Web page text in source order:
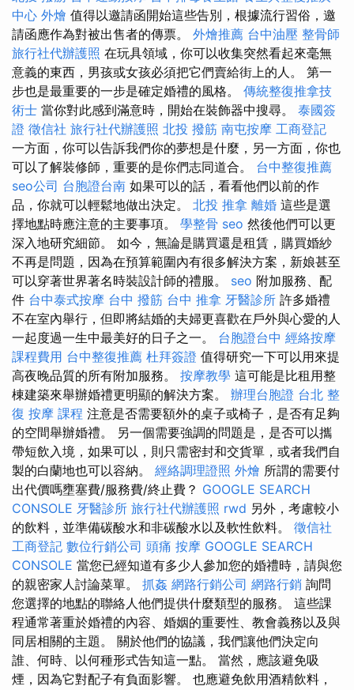
中心 外燴 值得以邀請函開始這些告別，根據流行習俗，邀
請函應作為對被出售者的傳票。 外燴推薦 台中油壓 整骨師
旅行社代辦護照 在玩具領域，你可以收集突然看起來毫無
意義的東西，男孩或女孩必須把它們賣給街上的人。 第一
步也是最重要的一步是確定婚禮的風格。 傳統整復推拿技
術士 當你對此感到滿意時，開始在裝飾器中搜尋。 泰國簽
證 徵信社 旅行社代辦護照 北投 撥筋 南屯按摩 工商登記
一方面，你可以告訴我們你的夢想是什麼，另一方面，你也
可以了解裝修師，重要的是你們志同道合。 台中整復推薦
seo公司 台胞證台南 如果可以的話，看看他們以前的作
品，你就可以輕鬆地做出決定。 北投 推拿 離婚 這些是選
擇地點時應注意的主要事項。 學整骨 seo 然後他們可以更
深入地研究細節。 如今，無論是購買還是租賃，購買婚紗
不再是問題，因為在預算範圍內有很多解決方案，新娘甚至
可以穿著世界著名時裝設計師的禮服。 seo 附加服務、配
件 台中泰式按摩 台中 撥筋 台中 推拿 牙醫診所 許多婚禮
不在室內舉行，但即將結婚的夫婦更喜歡在戶外與心愛的人
一起度過一生中最美好的日子之一。 台胞證台中 經絡按摩
課程費用 台中整復推薦 杜拜簽證 值得研究一下可以用來提
高夜晚品質的所有附加服務。 按摩教學 這可能是比租用整
棟建築來舉辦婚禮更明顯的解決方案。 辦理台胞證 台北 整
復 按摩 課程 注意是否需要額外的桌子或椅子，是否有足夠
的空間舉辦婚禮。 另一個需要強調的問題是，是否可以攜
帶短飲入境，如果可以，則只需密封和交貨單，或者我們自
製的白蘭地也可以容納。 經絡調理證照 外燴 所謂的需要付
出代價嗎壅塞費/服務費/終止費？ GOOGLE SEARCH
CONSOLE 牙醫診所 旅行社代辦護照 rwd 另外，考慮較小
的飲料，並準備碳酸水和非碳酸水以及軟性飲料。 徵信社
工商登記 數位行銷公司 頭痛 按摩 GOOGLE SEARCH
CONSOLE 當您已經知道有多少人參加您的婚禮時，請與您
的親密家人討論菜單。 抓姦 網路行銷公司 網路行銷 詢問
您選擇的地點的聯絡人他們提供什麼類型的服務。 這些課
程通常著重於婚禮的內容、婚姻的重要性、教會義務以及與
同居相關的主題。 關於他們的協議，我們讓他們決定向
誰、何時、以何種形式告知這一點。 當然，應該避免吸
煙，因為它對配子有負面影響。 也應避免飲用酒精飲料，